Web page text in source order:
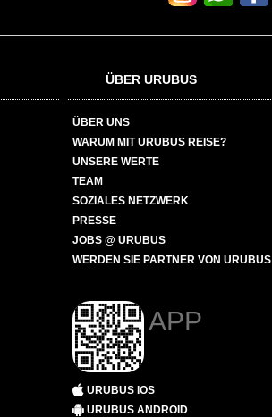
ÜBER URUBUS
ÜBER UNS
WARUM MIT URUBUS REISE?
UNSERE WERTE
TEAM
SOZIALES NETZWERK
PRESSE
JOBS @ URUBUS
WERDEN SIE PARTNER VON URUBUS
APP
URUBUS IOS
URUBUS ANDROID